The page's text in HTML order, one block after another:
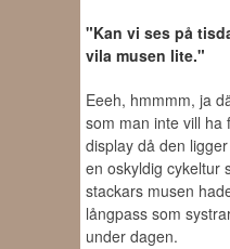
"Kan vi ses på
vila musen lite."
Eeeh, hmmmm, ja
som man inte vill ha
display då den
en oskyldig cykeltur
stackars musen
långpass som
under dagen.